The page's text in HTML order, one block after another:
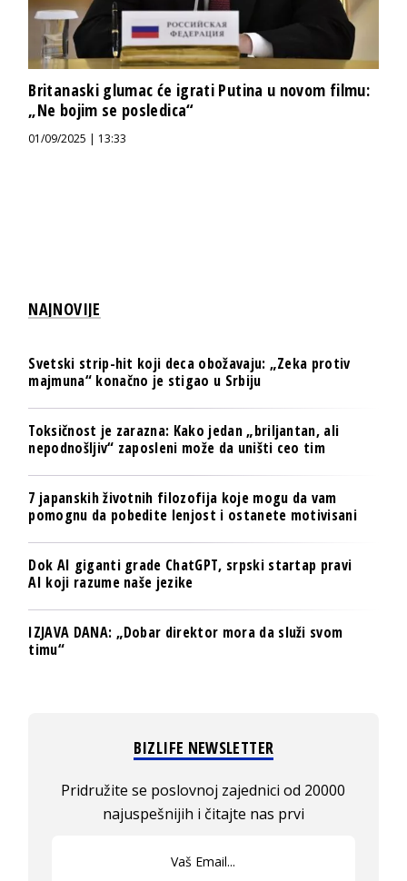
Britanaski glumac će igrati Putina u novom filmu:
„Ne bojim se posledica“
01/09/2025 | 13:33
NAJNOVIJE
Svetski strip-hit koji deca obožavaju: „Zeka protiv
majmuna“ konačno je stigao u Srbiju
Toksičnost je zarazna: Kako jedan „briljantan, ali
nepodnošljiv“ zaposleni može da uništi ceo tim
7 japanskih životnih filozofija koje mogu da vam
pomognu da pobedite lenjost i ostanete motivisani
Dok AI giganti grade ChatGPT, srpski startap pravi
AI koji razume naše jezike
IZJAVA DANA: „Dobar direktor mora da služi svom
timu“
BIZLIFE NEWSLETTER
Pridružite se poslovnoj zajednici od 20000
najuspešnijih i čitajte nas prvi